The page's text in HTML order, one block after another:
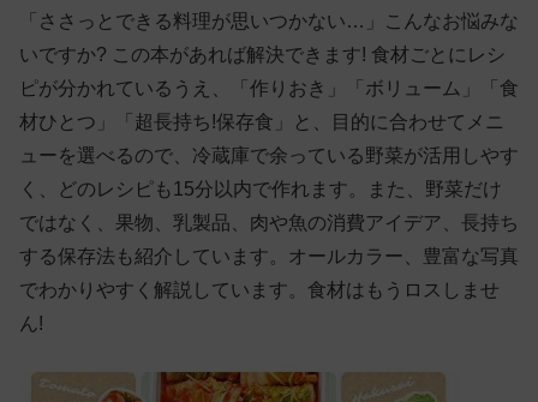
「ささっとできる料理が思いつかない…」こんなお悩みな
いですか? この本があれば解決できます! 食材ごとにレシ
ピが分かれているうえ、「作りおき」「ボリューム」「食
材ひとつ」「超長持ち!保存食」と、目的に合わせてメニ
ューを選べるので、冷蔵庫で余っている野菜が活用しやす
く、どのレシピも15分以内で作れます。また、野菜だけ
ではなく、果物、乳製品、肉や魚の消費アイデア、長持ち
する保存法も紹介しています。オールカラー、豊富な写真
でわかりやすく解説しています。食材はもうロスしませ
ん!